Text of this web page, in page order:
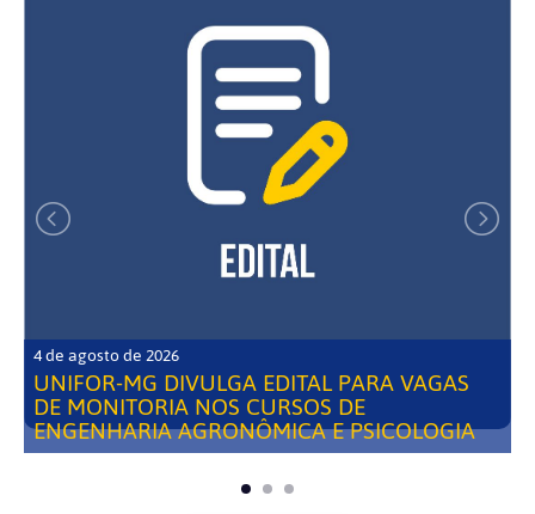
4 de agosto de 2026
UNIFOR-MG DIVULGA EDITAL PARA VAGAS
DE MONITORIA NOS CURSOS DE
ENGENHARIA AGRONÔMICA E PSICOLOGIA